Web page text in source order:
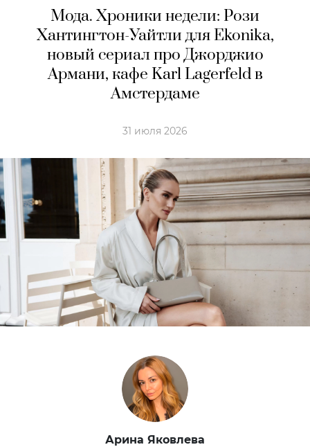
Мода. Хроники недели: Рози
Хантингтон-Уайтли для Ekonika,
новый сериал про Джорджио
Армани, кафе Karl Lagerfeld в
Амстердaме
31 июля 2026
Арина Яковлева